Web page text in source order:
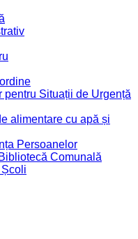
pentru Situații de Urgență
alimentare cu apă și
Persoanelor
Comunală